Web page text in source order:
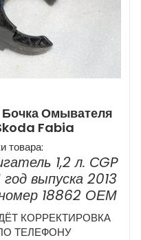
Омывателя
Fabia
товара:
1,2 л. СGP
выпуска 2013
18862 ОЕМ
КОРРЕКТИРОВКА
ТЕЛЕФОНУ